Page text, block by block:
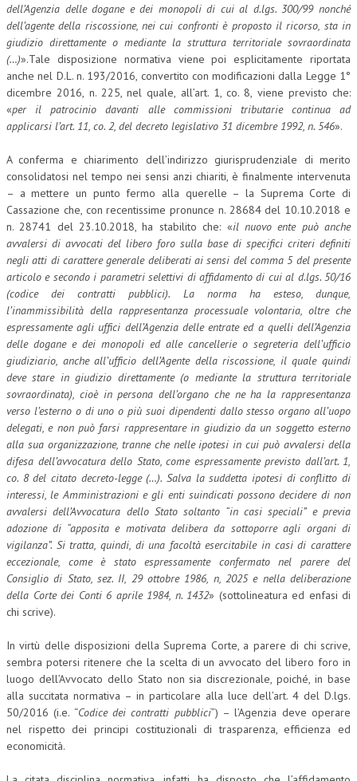
MATERIALE DIDATTICO
dell’Agenzia delle dogane e dei monopoli di cui al d.lgs. 300/99 nonché
dell’agente della riscossione, nei cui confronti è proposto il ricorso, sta in
giudizio direttamente o mediante la struttura territoriale sovraordinata
(…)».Tale disposizione normativa viene poi esplicitamente riportata
anche nel D.L. n. 193/2016, convertito con modificazioni dalla Legge 1°
dicembre 2016, n. 225, nel quale, all’art. 1, co. 8, viene previsto che:
«per il patrocinio davanti alle commissioni tributarie continua ad
applicarsi l’art. 11, co. 2, del decreto legislativo 31 dicembre 1992, n. 546».
A conferma e chiarimento dell’indirizzo giurisprudenziale di merito
consolidatosi nel tempo nei sensi anzi chiariti, è finalmente intervenuta
– a mettere un punto fermo alla querelle – la Suprema Corte di
Cassazione che, con recentissime pronunce n. 28684 del 10.10.2018 e
n. 28741 del 23.10.2018, ha stabilito che: «il nuovo ente può anche
avvalersi di avvocati del libero foro sulla base di specifici criteri definiti
negli atti di carattere generale deliberati ai sensi del comma 5 del presente
articolo e secondo i parametri selettivi di affidamento di cui al d.lgs. 50/16
(codice dei contratti pubblici). La norma ha esteso, dunque,
l’inammissibilità della rappresentanza processuale volontaria, oltre che
espressamente agli uffici dell’Agenzia delle entrate ed a quelli dell’Agenzia
delle dogane e dei monopoli ed alle cancellerie o segreteria dell’ufficio
giudiziario, anche all’ufficio dell’Agente della riscossione, il quale quindi
deve stare in giudizio direttamente (o mediante la struttura territoriale
sovraordinata), cioè in persona dell’organo che ne ha la rappresentanza
verso l’esterno o di uno o più suoi dipendenti dallo stesso organo all’uopo
delegati, e non può farsi rappresentare in giudizio da un soggetto esterno
alla sua organizzazione, tranne che nelle ipotesi in cui può avvalersi della
difesa dell’avvocatura dello Stato, come espressamente previsto dall’art. 1,
co. 8 del citato decreto-legge (…). Salva la suddetta ipotesi di conflitto di
interessi, le Amministrazioni e gli enti suindicati possono decidere di non
avvalersi dell’Avvocatura dello Stato soltanto “in casi speciali” e previa
adozione di “apposita e motivata delibera da sottoporre agli organi di
vigilanza”. Si tratta, quindi, di una facoltà esercitabile in casi di carattere
eccezionale, come è stato espressamente confermato nel parere del
Consiglio di Stato, sez. II, 29 ottobre 1986, n, 2025 e nella deliberazione
della Corte dei Conti 6 aprile 1984, n. 1432» (sottolineatura ed enfasi di
chi scrive).
In virtù delle disposizioni della Suprema Corte, a parere di chi scrive,
sembra potersi ritenere che la scelta di un avvocato del libero foro in
luogo dell’Avvocato dello Stato non sia discrezionale, poiché, in base
alla succitata normativa – in particolare alla luce dell’art. 4 del D.lgs.
50/2016 (i.e. “Codice dei contratti pubblici”) – l’Agenzia deve operare
nel rispetto dei principi costituzionali di trasparenza, efficienza ed
economicità.